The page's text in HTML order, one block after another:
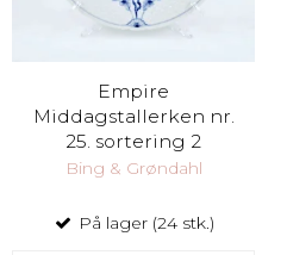
Empire
Middagstallerken nr.
25. sortering 2
Bing & Grøndahl
På lager (24 stk.)